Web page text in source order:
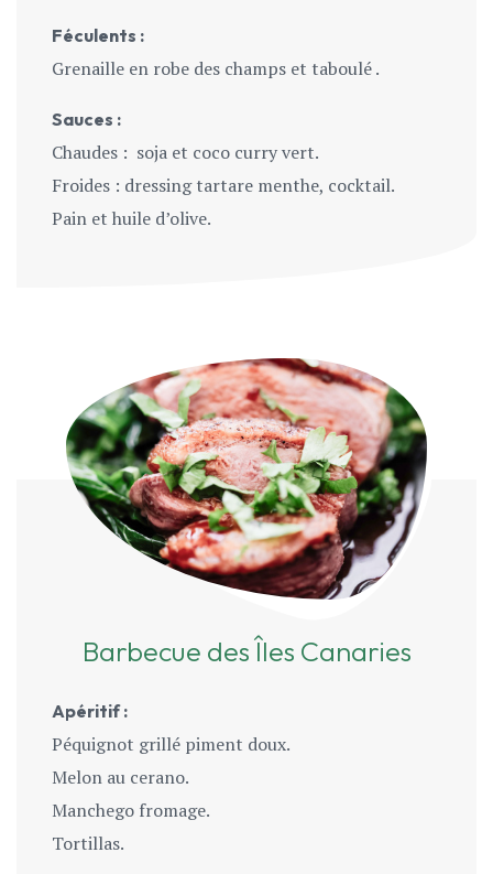
Féculents :
Grenaille en robe des champs et taboulé .
Sauces :
Chaudes : soja et coco curry vert.
Froides : dressing tartare menthe, cocktail.
Pain et huile d’olive.
Barbecue des Îles Canaries
Apéritif :
Péquignot grillé piment doux.
Melon au cerano.
Manchego fromage.
Tortillas.